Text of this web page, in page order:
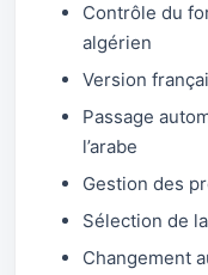
Contrôle du
algérien
Version
Passage
l’arabe
Gestion des
Sélection de
Changement